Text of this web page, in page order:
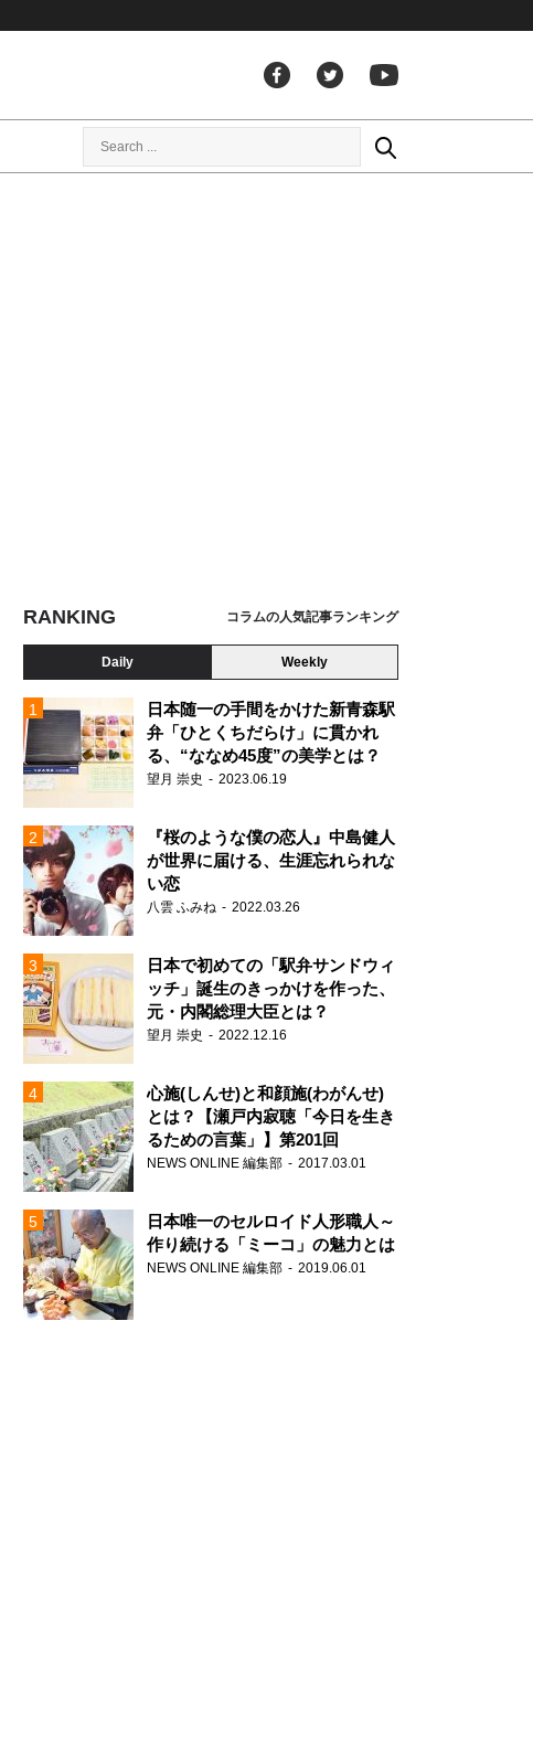
RANKING コラムの人気記事ランキング
Daily Weekly
日本随一の手間をかけた新青森駅
弁「ひとくちだらけ」に貫かれ
る、“ななめ45度”の美学とは？
望月 崇史 2023.06.19
『桜のような僕の恋人』中島健人
が世界に届ける、生涯忘れられな
い恋
八雲 ふみね 2022.03.26
日本で初めての「駅弁サンドウィ
ッチ」誕生のきっかけを作った、
元・内閣総理大臣とは？
望月 崇史 2022.12.16
心施(しんせ)と和顔施(わがんせ)
とは？【瀬戸内寂聴「今日を生き
るための言葉」】第201回
NEWS ONLINE 編集部 2017.03.01
日本唯一のセルロイド人形職人～
作り続ける「ミーコ」の魅力とは
NEWS ONLINE 編集部 2019.06.01